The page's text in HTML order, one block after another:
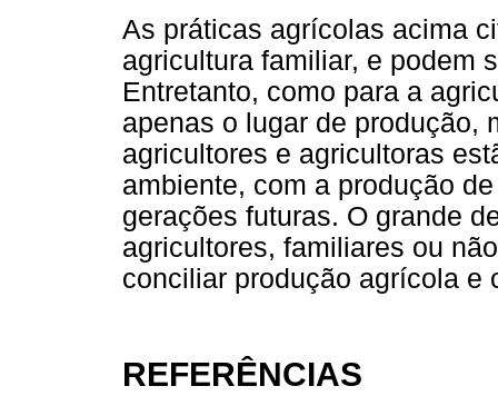
As práticas agrícolas acima
agricultura familiar, e podem
Entretanto, como para a
apenas o lugar de produção,
agricultores e agricultoras
ambiente, com a produção
gerações futuras. O grande
agricultores, familiares ou
conciliar produção agrícola e
REFERÊNCIAS